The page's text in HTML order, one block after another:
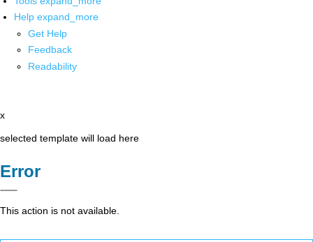
Help expand_more
Get Help
Feedback
Readability
x
selected template will load here
Error
This action is not available.